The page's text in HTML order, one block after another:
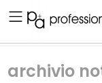
archivio